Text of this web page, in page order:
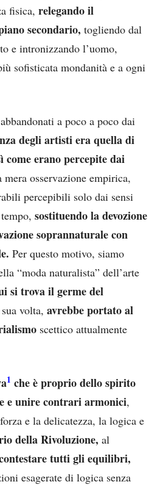
fisica, relegando il
secondario, togliendo dal
e intronizzando l’uomo,
sofisticata mondanità e a ogni
abbandonati a poco a poco dai
degli artisti era quella di
come erano percepite dai
mera osservazione empirica,
percepibili solo dai sensi
sostituendo la devozione
soprannaturale con
Per questo motivo, siamo
“moda naturalista” dell’arte
si trova il germe del
volta, avrebbe portato al
scettico attualmente
1 che è proprio dello spirito
e unire contrari armonici,
e la delicatezza, la logica e
della Rivoluzione, al
tutti gli equilibri,
esagerate di logica senza